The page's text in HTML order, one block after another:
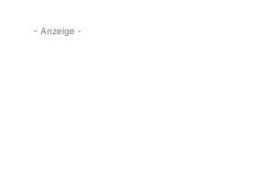
- Anzeige -